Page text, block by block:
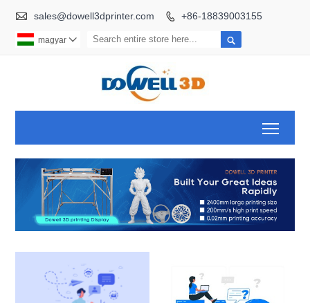
 sales@dowell3dprinter.com  +86-18839003155

magyar 